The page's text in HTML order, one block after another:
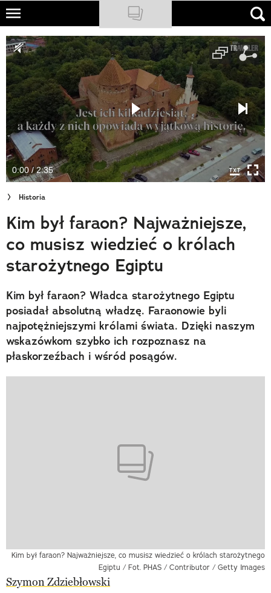
Skip
main
content
NATIONAL GEOGRAPHIC
TRAVELER
PODCASTY
Sklep
Newsletter
Cuda Polski
Wielki Konkurs Fotograficzny
Trendbook Podróżniczy
Polecane
0:00 / 2:35
Historia
Kim był faraon? Najważniejsze,
co musisz wiedzieć o królach
starożytnego Egiptu
Kim był faraon? Władca starożytnego Egiptu
posiadał absolutną władzę. Faraonowie byli
najpotężniejszymi królami świata. Dzięki naszym
wskazówkom szybko ich rozpoznasz na
płaskorzeźbach i wśród posągów.
Kim był faraon? Najważniejsze, co musisz wiedzieć o królach starożytnego
Egiptu / Fot. PHAS / Contributor / Getty Images
Szymon Zdziebłowski